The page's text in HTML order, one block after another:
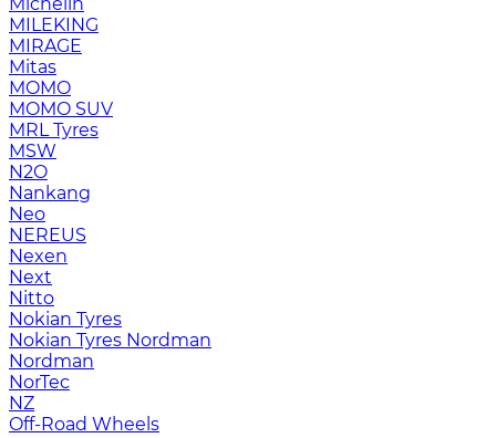
MILEKING
MIRAGE
Mitas
MOMO
MOMO SUV
MRL Tyres
MSW
N2O
Nankang
Neo
NEREUS
Nexen
Next
Nitto
Nokian Tyres
Nokian Tyres Nordman
Nordman
NorTec
NZ
Off-Road Wheels